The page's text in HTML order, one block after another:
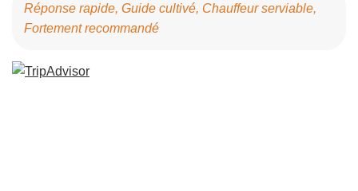
Réponse rapide, Guide cultivé, Chauffeur serviable,
Fortement recommandé